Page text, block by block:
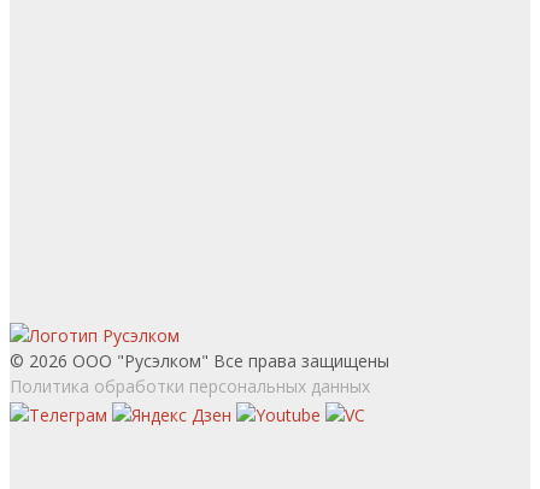
© 2026 ООО "Русэлком" Все права защищены
Политика обработки персональных данных